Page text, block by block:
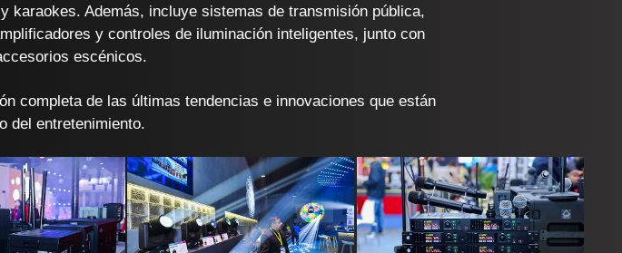
Además, incluye sistemas de transmisión pública,
y controles de iluminación inteligentes, junto con
escénicos.
completa de las últimas tendencias e innovaciones que están
del entretenimiento.